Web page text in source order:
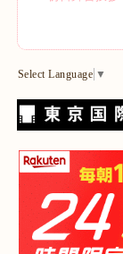
Select Language ▼